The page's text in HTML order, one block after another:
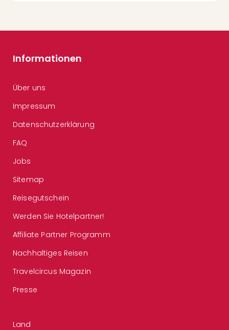
Informationen
Über uns
Impressum
Datenschutzerklärung
FAQ
Jobs
Sitemap
Reisegutschein
Werden Sie Hotelpartner!
Affiliate Partner Programm
Nachhaltiges Reisen
Travelcircus Magazin
Presse
Land